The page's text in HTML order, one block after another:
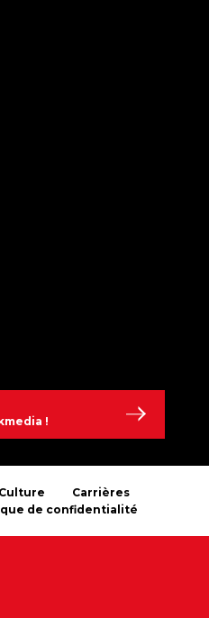
!
Culture
Carrières
de confidentialité